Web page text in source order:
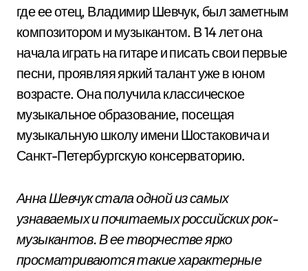
где ее отец, Владимир Шевчук, был заметным
композитором и музыкантом. В 14 лет она
начала играть на гитаре и писать свои первые
песни, проявляя яркий талант уже в юном
возрасте. Она получила классическое
музыкальное образование, посещая
музыкальную школу имени Шостаковича и
Санкт-Петербургскую консерваторию.
Анна Шевчук стала одной из самых
узнаваемых и почитаемых российских рок-
музыкантов. В ее творчестве ярко
просматриваются такие характерные